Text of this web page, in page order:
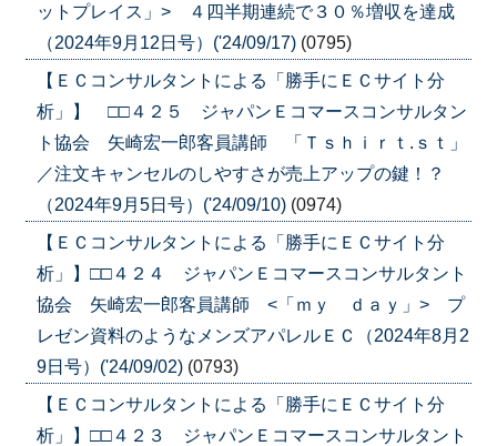
ットプレイス」> ４四半期連続で３０％増収を達成
（2024年9月12日号）('24/09/17) (0795)
【ＥＣコンサルタントによる「勝手にＥＣサイト分
析」】 □□４２５ ジャパンＥコマースコンサルタン
ト協会 矢崎宏一郎客員講師 「Ｔｓｈｉｒｔ.ｓｔ」
／注文キャンセルのしやすさが売上アップの鍵！？
（2024年9月5日号）('24/09/10) (0974)
【ＥＣコンサルタントによる「勝手にＥＣサイト分
析」】□□４２４ ジャパンＥコマースコンサルタント
協会 矢崎宏一郎客員講師 <「ｍｙ ｄａｙ」> プ
レゼン資料のようなメンズアパレルＥＣ（2024年8月2
9日号）('24/09/02) (0793)
【ＥＣコンサルタントによる「勝手にＥＣサイト分
析」】□□４２３ ジャパンＥコマースコンサルタント